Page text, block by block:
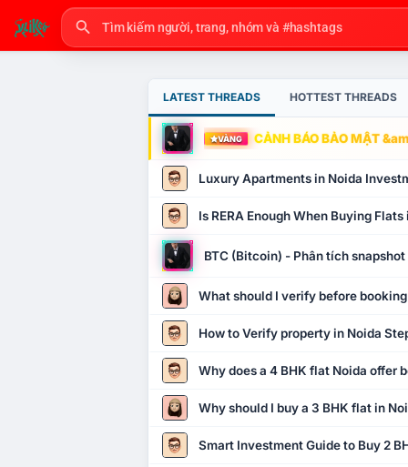
LATEST THREADS HOTTEST THREADS
VÀNG CẢNH BÁO BẢO MẬT
Luxury Apartments in Noida
Is RERA Enough When Buying Flats
BTC (Bitcoin) - Phân tích
What should I verify before
How to Verify property in Noida
Why does a 4 BHK flat Noida offer
Why should I buy a 3 BHK flat in
Smart Investment Guide to Buy 2